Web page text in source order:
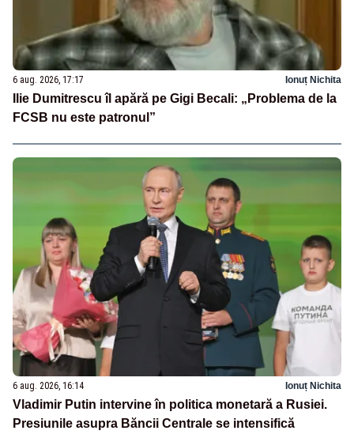
6 aug. 2026, 17:17 Ionuț Nichita
Ilie Dumitrescu îl apără pe Gigi Becali: „Problema de la
FCSB nu este patronul”
6 aug. 2026, 16:14 Ionuț Nichita
Vladimir Putin intervine în politica monetară a Rusiei.
Presiunile asupra Băncii Centrale se intensifică